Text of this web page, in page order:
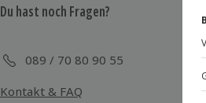
Teilnehmer
Gutschein gültig für 2
Check-In/Check-Out: ab
dem Alter von 3 Jahren ab
Hunde auf Anfrage erlaubt
Parkplatz (kostenfrei)
Du hast noch Fragen?
089 / 70 80 90 55
Kontakt & FAQ